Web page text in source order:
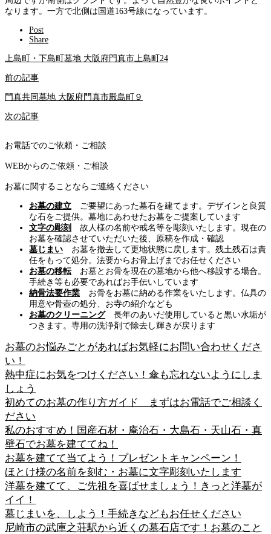
なります。一方で北側は国道163号線になっています。
Post
Share
上島町・下島町墓地 大阪府門真市上島町24
前の記事
門真共同墓地 大阪府門真市殿島町９
次の記事
お電話でのご依頼・ご相談
WEBからのご依頼・ご相談
お墓に関することならご連絡ください
お墓の建立 ご要望にあった墓石を建てます。デザインと良質
な石をご提供。墓地にあわせたお墓をご提案しています
文字の彫刻
故人様の名前や戒名等を彫刻いたします。現在の
お墓を確認させていただいた後、原稿を作成・確認
墓じまい お墓を撤去して更地状態に戻します。残土残石は責
任をもって処分。法要からお骨上げまでお任せください
お墓の移転お墓とお骨を現在の墓地から他へ移設する場合。
手続き等も必要であればお手伝いしています
納骨法要作業 お骨をお墓に納める作業をいたします。仏具の
用意や骨壺の処分、お寺の紹介なども
お墓のクリーニング長年のあいだ使用していると黒い水垢が
つきます。専用の洗浄剤で除去し輝きが戻ります
お墓のお悩みごとがあればお気軽にお問い合わせくださ
い！
熱中症にお気をつけください！傘も忘れないようにしま
しょう
初めてのお墓の作り方ガイド まずはお電話でご相談く
ださい
私のおすすめ！国産石材・庵治石・大島石・天山石・真
壁石でお墓を建ててね！
お墓を建てて当てよう！プレゼントキャンペーン！
ほとけ様の名前を刻む・お墓に文字彫刻いたします
洋墓を建てて、ご先祖を喜ばせましょう！きっと洋墓が
イイ！
墓じまいを、しよう！手続きなどもお任せください
尼崎市の武庫之荘駅から近くの墓石店です！お墓のこと